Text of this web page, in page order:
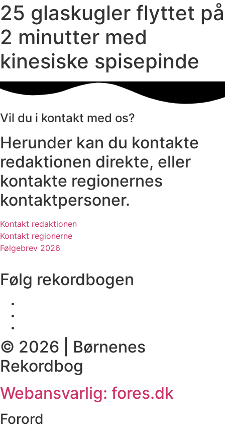
25 glaskugler flyttet på
2 minutter med
kinesiske spisepinde
Vil du i kontakt med os?
Herunder kan du kontakte
redaktionen direkte, eller
kontakte regionernes
kontaktpersoner.
Kontakt redaktionen
Kontakt regionerne
Følgebrev 2026
Følg rekordbogen
© 2026 | Børnenes
Rekordbog
Webansvarlig: fores.dk
Forord